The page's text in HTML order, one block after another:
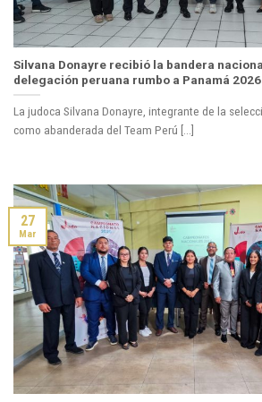
Silvana Donayre recibió la bandera
delegación peruana rumbo a Panamá 2026
La judoca Silvana Donayre, integrante de la
como abanderada del Team Perú [...]
27
Mar